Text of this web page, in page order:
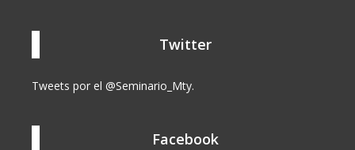
Twitter
Tweets por el @Seminario_Mty.
Facebook